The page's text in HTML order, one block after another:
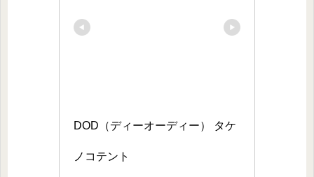
DOD（ディーオーディー） タケ
ノコテント